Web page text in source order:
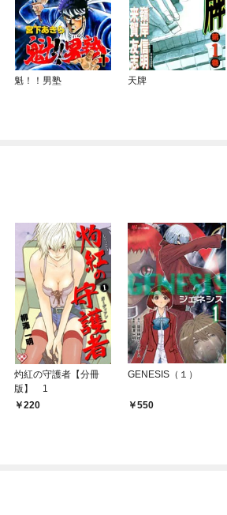
魁！！男塾 天牌
灼紅の守護者【分冊
版】 1
220
GENESIS（１）
550